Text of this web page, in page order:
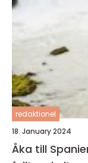
redaktionel
18. January 2024
Åka till